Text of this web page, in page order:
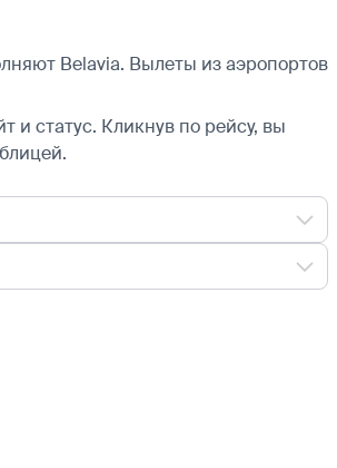
Belavia. Вылеты из аэропортов
и статус. Кликнув по рейсу, вы